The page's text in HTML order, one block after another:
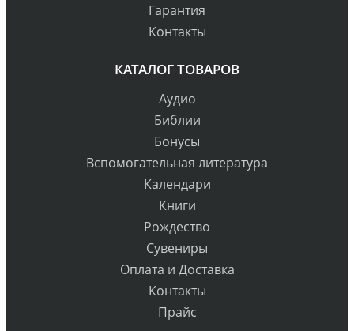
Гарантия
Контакты
КАТАЛОГ ТОВАРОВ
Аудио
Библии
Бонусы
Вспомогательная литература
Календари
Книги
Рождество
Сувениры
Оплата и Доставка
Контакты
Прайс